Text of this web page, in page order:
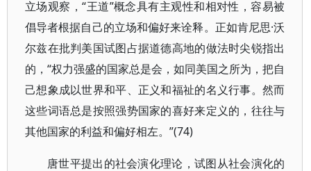
立场观察，“王道”概念具有主观性和相对性，容易被
倡导者根据自己的立场和偏好来诠释。正如肯尼思·沃
尔兹在批判美国试图占据道德高地的做法时尖锐指出
的，“权力强盛的国家总是会，如同美国之所为，把自
己想象成以世界和平、正义和福祉的名义行事。然而
这些词语总是按照强势国家的喜好来定义的，往往与
其他国家的利益和偏好相左。”(74)
唐世平提出的社会演化理论，试图从社会演化的